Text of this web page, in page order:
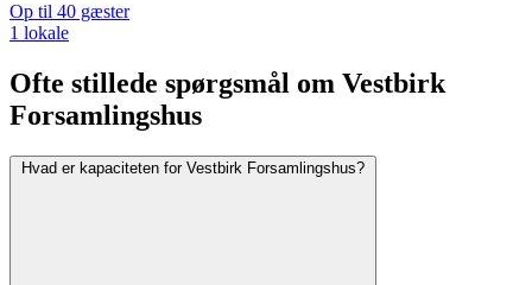
Op til 40 gæster
1 lokale
Ofte stillede spørgsmål om Vestbirk
Forsamlingshus
Hvad er kapaciteten for Vestbirk Forsamlingshus?